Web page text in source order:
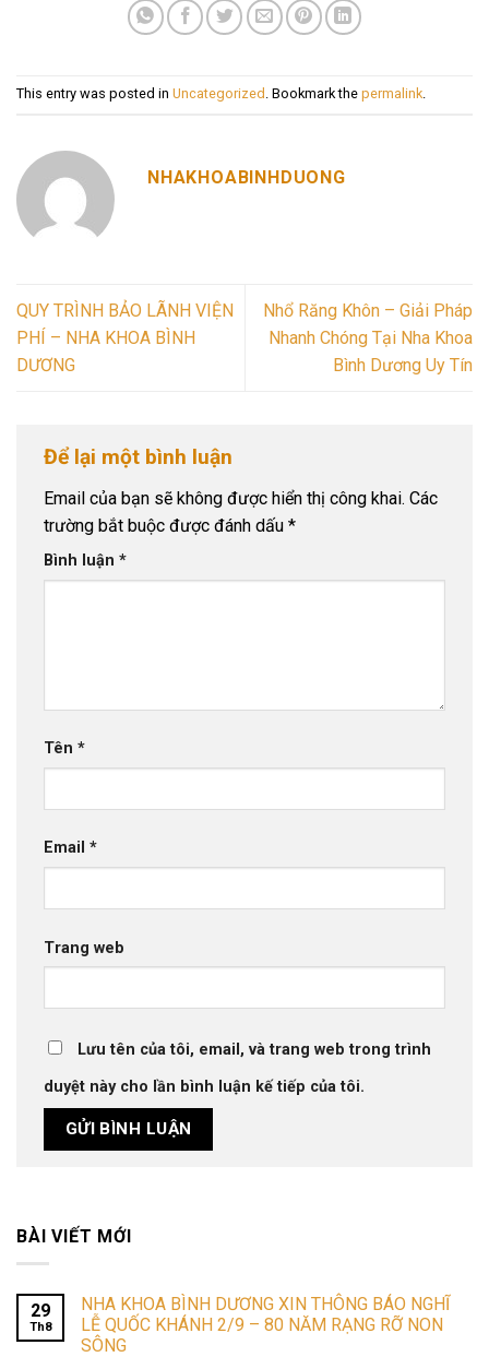
This entry was posted in Uncategorized . Bookmark the permalink.
NHAKHOABINHDUONG
QUY TRÌNH BẢO LÃNH VIỆN
PHÍ – NHA KHOA BÌNH
DƯƠNG
Nhổ Răng Khôn – Giải Pháp
Nhanh Chóng Tại Nha Khoa
Bình Dương Uy Tín
Để lại một bình luận
Email của bạn sẽ không được hiển thị công khai. Các
trường bắt buộc được đánh dấu *
Bình luận *
Tên *
Email *
Trang web
Lưu tên của tôi, email, và trang web trong trình
duyệt này cho lần bình luận kế tiếp của tôi.
BÀI VIẾT MỚI
29
Th8
NHA KHOA BÌNH DƯƠNG XIN THÔNG BÁO NGHĨ
LỄ QUỐC KHÁNH 2/9 – 80 NĂM RẠNG RỠ NON
SÔNG